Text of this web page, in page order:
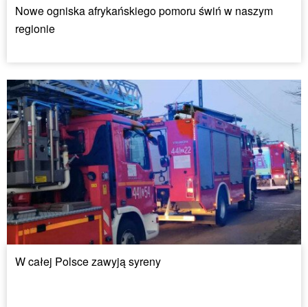
Nowe ogniska afrykańskiego pomoru świń w naszym
regionie
W całej Polsce zawyją syreny